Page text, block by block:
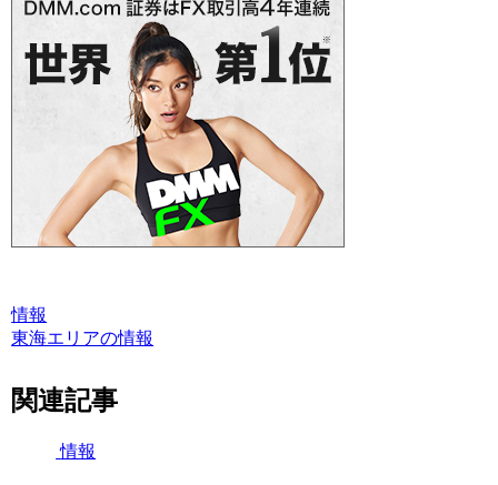
情報
東海エリアの情報
関連記事
情報